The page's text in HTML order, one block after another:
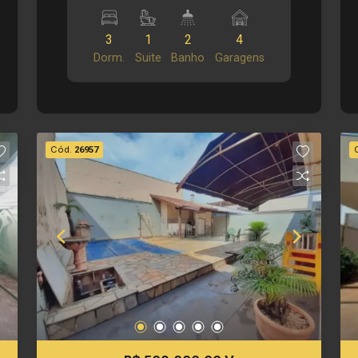
Sala dois ambientes - Banheiro social -
Cozinha - 3 dormitório, sendo 1 suíte -
Quintal - Área de serviço - 4 vagas de
garagem Informações bônus: - Box
m² área terreno - 194,80 m² área
construída Investimento de Venda: R$
520.000,00 Obs.: a imobiliária se
reserva o direito de alterar qualquer
informação referente a valores, dados e
disponibilidade de seus imóveis, sem
aviso prévio.
3
Dorm.
1
Suite
2
Banho
4
Garagens
Cód. 26957